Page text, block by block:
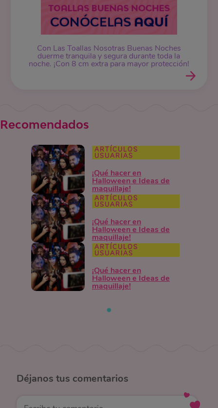
Con Las Toallas Nosotras Buenas Noches
duerme tranquila y segura durante toda la
noche. ¡Con 8 cm extra para mayor protección!
Recomendados
ARTÍCULOS
USUARIAS
¡Qué hacer en
Halloween e Ideas de
maquillaje!
ARTÍCULOS
USUARIAS
¡Qué hacer en
Halloween e Ideas de
maquillaje!
ARTÍCULOS
USUARIAS
¡Qué hacer en
Halloween e Ideas de
maquillaje!
Déjanos tus comentarios